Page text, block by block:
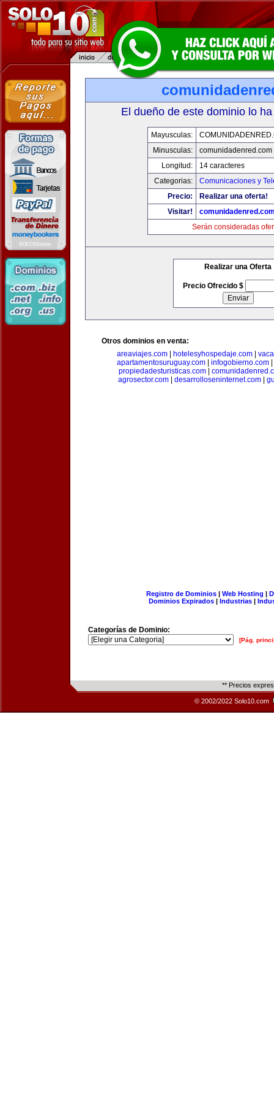
El dueño de este dominio lo
Mayusculas:
Minusculas:
comunidadenred.com
Longitud:
14 caracteres
Categorias:
Comunicaciones y
Precio:
Realizar una oferta!
Visitar!
Serán consideradas
Realizar una Oferta
Precio Ofrecido $
Otros dominios en venta:
areaviajes.com
hotelesyhospedaje.com
apartamentosuruguay.com
infogobierno.com
propiedadesturisticas.com|
agrosector.com
desarrolloseninternet.com
Registro de Dominios| Web Hosting |
Dominios Expirados | Industrias |
Categorías de Dominio:
[Pág.
** Precios
© 2002/2022 Solo10.com